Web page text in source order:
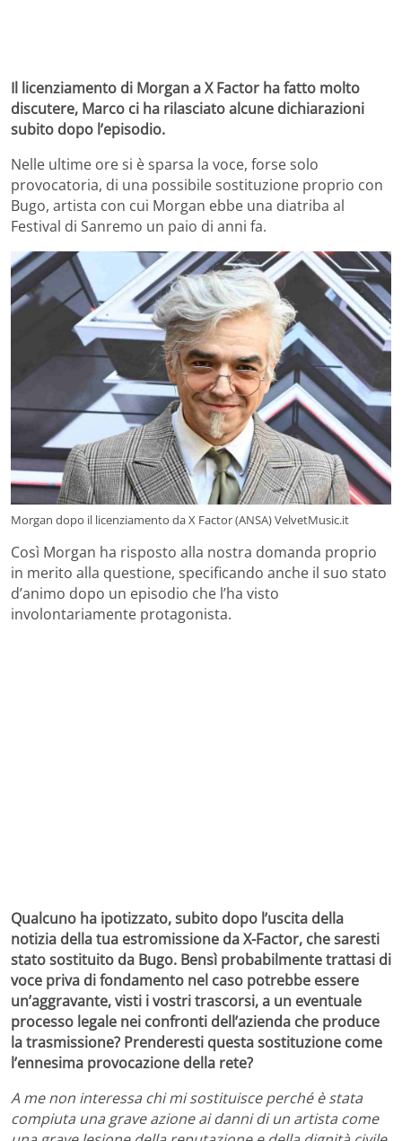
Il licenziamento di Morgan a X Factor ha fatto molto
discutere, Marco ci ha rilasciato alcune dichiarazioni
subito dopo l’episodio.
Nelle ultime ore si è sparsa la voce, forse solo
provocatoria, di una possibile sostituzione proprio con
Bugo, artista con cui Morgan ebbe una diatriba al
Festival di Sanremo un paio di anni fa.
Morgan dopo il licenziamento da X Factor (ANSA) VelvetMusic.it
Così Morgan ha risposto alla nostra domanda proprio
in merito alla questione, specificando anche il suo stato
d’animo dopo un episodio che l’ha visto
involontariamente protagonista.
Qualcuno ha ipotizzato, subito dopo l’uscita della
notizia della tua estromissione da X-Factor, che saresti
stato sostituito da Bugo. Bensì probabilmente trattasi di
voce priva di fondamento nel caso potrebbe essere
un’aggravante, visti i vostri trascorsi, a un eventuale
processo legale nei confronti dell’azienda che produce
la trasmissione? Prenderesti questa sostituzione come
l’ennesima provocazione della rete?
A me non interessa chi mi sostituisce perché è stata
compiuta una grave azione ai danni di un artista come